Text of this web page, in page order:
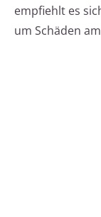
empfiehlt es
um Schäden